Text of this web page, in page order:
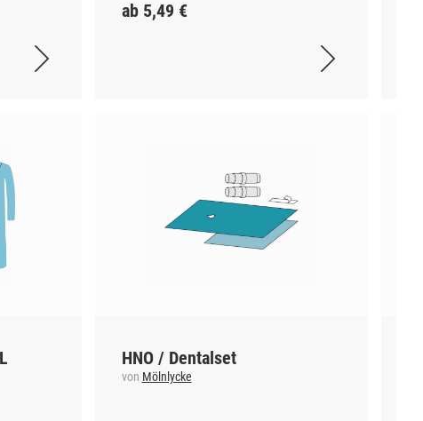
ab 5,49 €
HNO / Dentalset
von Mölnlycke